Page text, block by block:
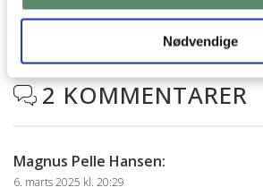
Nødvendige
denne side, hvor jeg giver svar på mange
spørgsmål' til min opskrifter.
 2 KOMMENTARER
Magnus Pelle Hansen:
6. marts 2025 kl. 20:29